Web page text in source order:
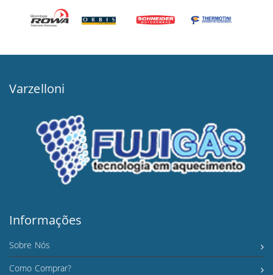
Varzelloni
Informações
Sobre Nós
Como Comprar?